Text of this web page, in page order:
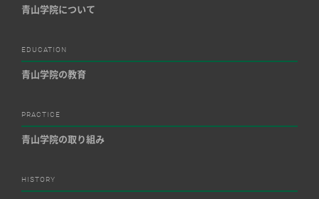
青山学院について
EDUCATION
青山学院の教育
PRACTICE
青山学院の取り組み
HISTORY